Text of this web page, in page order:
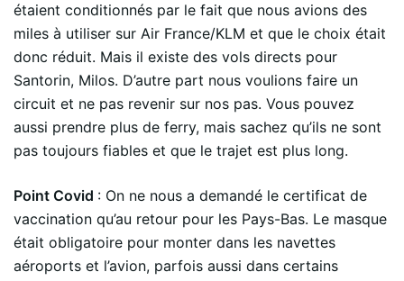
étaient conditionnés par le fait que nous avions des
miles à utiliser sur Air France/KLM et que le choix était
donc réduit. Mais il existe des vols directs pour
Santorin, Milos. D’autre part nous voulions faire un
circuit et ne pas revenir sur nos pas. Vous pouvez
aussi prendre plus de ferry, mais sachez qu’ils ne sont
pas toujours fiables et que le trajet est plus long.
Point Covid : On ne nous a demandé le certificat de
vaccination qu’au retour pour les Pays-Bas. Le masque
était obligatoire pour monter dans les navettes
aéroports et l’avion, parfois aussi dans certains